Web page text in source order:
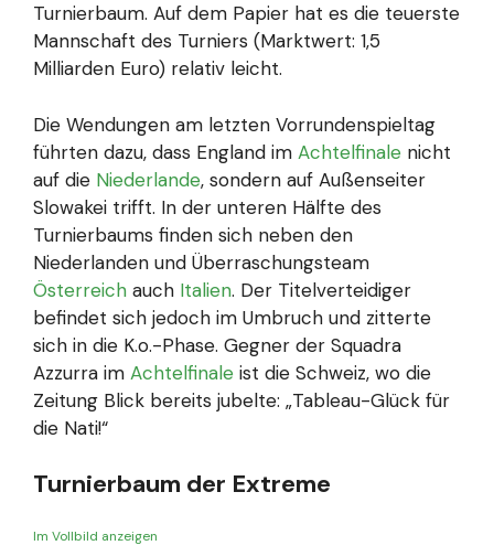
Turnierbaum. Auf dem Papier hat es die teuerste
Mannschaft des Turniers (Marktwert: 1,5
Milliarden Euro) relativ leicht.
Die Wendungen am letzten Vorrundenspieltag
führten dazu, dass England im Achtelfinale nicht
auf die Niederlande, sondern auf Außenseiter
Slowakei trifft. In der unteren Hälfte des
Turnierbaums finden sich neben den
Niederlanden und Überraschungsteam
Österreich auch Italien. Der Titelverteidiger
befindet sich jedoch im Umbruch und zitterte
sich in die K.o.-Phase. Gegner der Squadra
Azzurra im Achtelfinale ist die Schweiz, wo die
Zeitung Blick bereits jubelte: „Tableau-Glück für
die Nati!“
Turnierbaum der Extreme
Im Vollbild anzeigen